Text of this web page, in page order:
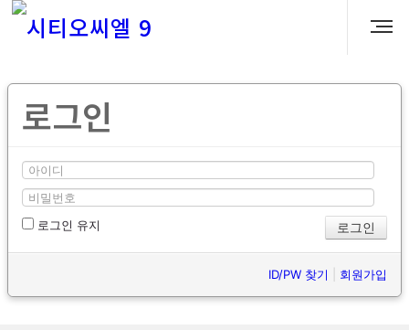
로그인
로그인 유지
ID/PW 찾기 회원가입